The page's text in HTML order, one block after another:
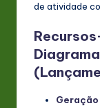
de atividade